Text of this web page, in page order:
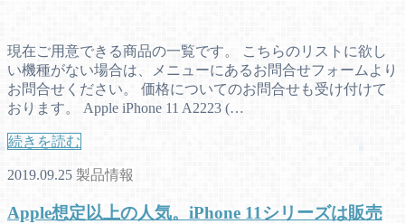
現在ご用意できる商品の一覧です。 こちらのリストに欲し
い機種がない場合は、メニューにあるお問合せフォームより
お問合せください。 価格についてのお問合せも受け付けて
おります。 Apple iPhone 11 A2223 (…
続きを読む
2019.09.25 製品情報
Apple想定以上の人気。iPhone 11シリーズは販売